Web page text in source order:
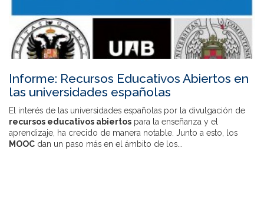
Informe: Recursos Educativos Abiertos en
las universidades españolas
El interés de las universidades españolas por la divulgación de
recursos educativos abiertos para la enseñanza y el
aprendizaje, ha crecido de manera notable. Junto a esto, los
MOOC dan un paso más en el ámbito de los...